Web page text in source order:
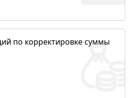
по корректировке суммы